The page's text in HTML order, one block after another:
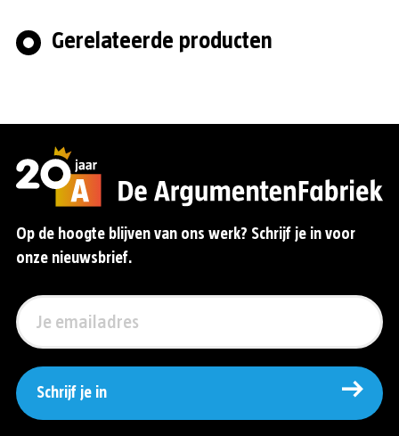
Gerelateerde producten
Op de hoogte blijven van ons werk? Schrijf je in voor
onze nieuwsbrief.
Schrijf je in